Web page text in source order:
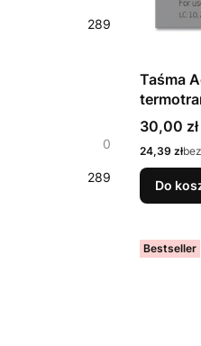
289
0
289
Taśma
Cena
30,00 zł
Cena
24,39 zł
Do
Bestseller